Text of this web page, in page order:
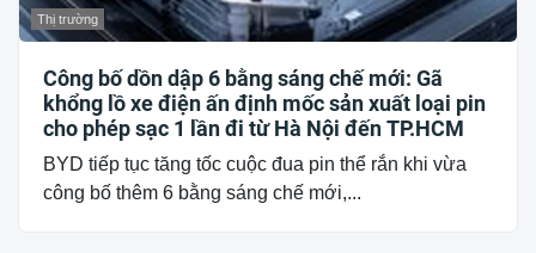
Thị trường
Công bố dồn dập 6 bằng sáng chế mới: Gã
khổng lồ xe điện ấn định mốc sản xuất loại pin
cho phép sạc 1 lần đi từ Hà Nội đến TP.HCM
BYD tiếp tục tăng tốc cuộc đua pin thể rắn khi vừa
công bố thêm 6 bằng sáng chế mới,...